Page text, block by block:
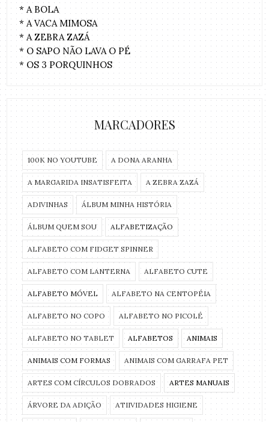
* A BOLA
* A VACA MIMOSA
* A ZEBRA ZAZÁ
* O SAPO NÃO LAVA O PÉ
* OS 3 PORQUINHOS
MARCADORES
100K NO YOUTUBE A DONA ARANHA
A MARGARIDA INSATISFEITA A ZEBRA ZAZÁ
ADIVINHAS ÁLBUM MINHA HISTÓRIA
ÁLBUM QUEM SOU ALFABETIZAÇÃO
ALFABETO COM FIDGET SPINNER
ALFABETO COM LANTERNA ALFABETO CUTE
ALFABETO MÓVEL ALFABETO NA CENTOPÉIA
ALFABETO NO COPO ALFABETO NO PICOLÉ
ALFABETO NO TABLET ALFABETOS ANIMAIS
ANIMAIS COM FORMAS ANIMAIS COM GARRAFA PET
ARTES COM CÍRCULOS DOBRADOS ARTES MANUAIS
ÁRVORE DA ADIÇÃO ATIIVIDADES HIGIENE